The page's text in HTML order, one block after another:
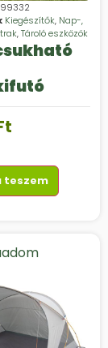
Kiegészítők, Nap-,
,Tároló eszközök
teszem